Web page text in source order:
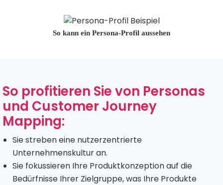
So kann ein Persona-Profil aussehen
So profitieren Sie von Personas
und Customer Journey
Mapping:
Sie streben eine nutzerzentrierte
Unternehmenskultur an.
Sie fokussieren Ihre Produktkonzeption auf die
Bedürfnisse Ihrer Zielgruppe, was Ihre Produkte